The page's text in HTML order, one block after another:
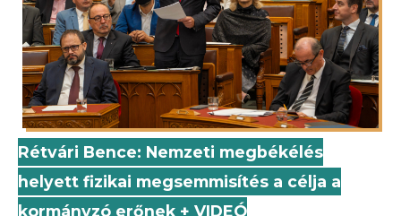
Rétvári Bence: Nemzeti megbékélés
helyett fizikai megsemmisítés a célja a
kormányzó erőnek + VIDEÓ